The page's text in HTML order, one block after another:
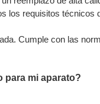
los requisitos técnicos
Cumple con las
para mi aparato?